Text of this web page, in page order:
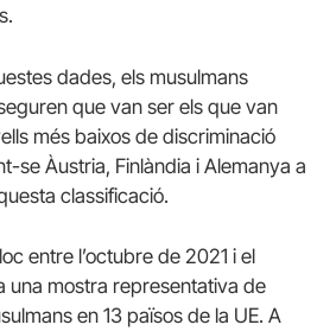
dades, els musulmans
que van ser els que van
més baixos de discriminació
se Àustria, Finlàndia i Alemanya a
classificació.
entre l’octubre de 2021 i el
una mostra representativa de
en 13 països de la UE. A